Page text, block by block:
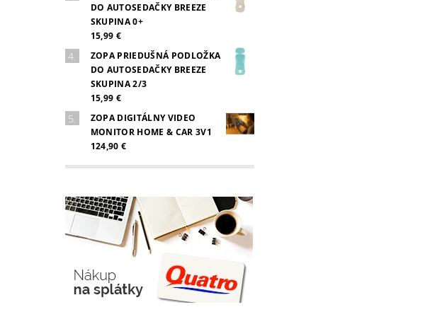
DO AUTOSEDAČKY BREEZE
SKUPINA 0+
15,99 €
ZOPA PRIEDUŠNÁ PODLOŽKA
DO AUTOSEDAČKY BREEZE
SKUPINA 2/3
15,99 €
ZOPA DIGITÁLNY VIDEO
MONITOR HOME & CAR 3V1
124,90 €